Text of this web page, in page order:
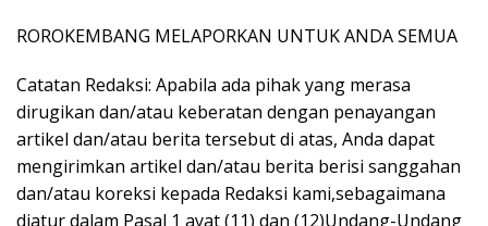
ROROKEMBANG MELAPORKAN UNTUK ANDA SEMUA
Catatan Redaksi: Apabila ada pihak yang merasa
dirugikan dan/atau keberatan dengan penayangan
artikel dan/atau berita tersebut di atas, Anda dapat
mengirimkan artikel dan/atau berita berisi sanggahan
dan/atau koreksi kepada Redaksi kami,sebagaimana
diatur dalam Pasal 1 ayat (11) dan (12)Undang-Undang